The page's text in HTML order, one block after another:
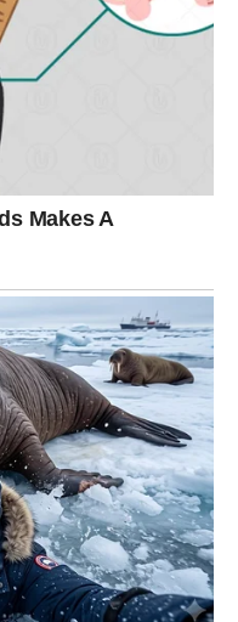
samoprihvatanja. I
BITKE
zvezda do kraja
lak – već zato što je
bola, gubitka i
u kojem se sve
u fazu oslobađanja.
iscrpljivale odlaze,
ima smisao. Osećate
sopstvenim životom.
Neki odnosi se
mesto za iskrenije